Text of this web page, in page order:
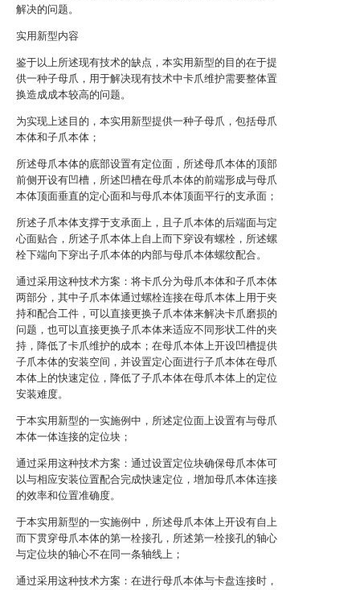
解决的问题。
实用新型内容
鉴于以上所述现有技术的缺点，本实用新型的目的在于提
供一种子母爪，用于解决现有技术中卡爪维护需要整体置
换造成成本较高的问题。
为实现上述目的，本实用新型提供一种子母爪，包括母爪
本体和子爪本体；
所述母爪本体的底部设置有定位面，所述母爪本体的顶部
前侧开设有凹槽，所述凹槽在母爪本体的前端形成与母爪
本体顶面垂直的定心面和与母爪本体顶面平行的支承面；
所述子爪本体支撑于支承面上，且子爪本体的后端面与定
心面贴合，所述子爪本体上自上而下穿设有螺栓，所述螺
栓下端向下穿出子爪本体的内部与母爪本体螺纹配合。
通过采用这种技术方案：将卡爪分为母爪本体和子爪本体
两部分，其中子爪本体通过螺栓连接在母爪本体上用于夹
持和配合工件，可以直接更换子爪本体来解决卡爪磨损的
问题，也可以直接更换子爪本体来适应不同形状工件的夹
持，降低了卡爪维护的成本；在母爪本体上开设凹槽提供
子爪本体的安装空间，并设置定心面进行子爪本体在母爪
本体上的快速定位，降低了子爪本体在母爪本体上的定位
安装难度。
于本实用新型的一实施例中，所述定位面上设置有与母爪
本体一体连接的定位块；
通过采用这种技术方案：通过设置定位块确保母爪本体可
以与相应安装位置配合完成快速定位，增加母爪本体连接
的效率和位置准确度。
于本实用新型的一实施例中，所述母爪本体上开设有自上
而下贯穿母爪本体的第一栓接孔，所述第一栓接孔的轴心
与定位块的轴心不在同一条轴线上；
通过采用这种技术方案：在进行母爪本体与卡盘连接时，